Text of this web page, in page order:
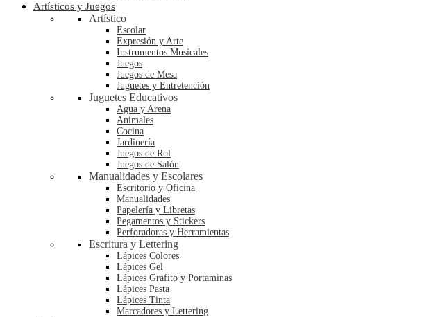
Artísticos y Juegos
Artístico
Escolar
Expresión y Arte
Instrumentos Musicales
Juegos
Juegos de Mesa
Juguetes y Entretención
Juguetes Educativos
Agua y Arena
Animales
Cocina
Jardinería
Juegos de Rol
Juegos de Salón
Manualidades y Escolares
Escritorio y Oficina
Manualidades
Papelería y Libretas
Pegamentos y Stickers
Perforadoras y Herramientas
Escritura y Lettering
Lápices Colores
Lápices Gel
Lápices Grafito y Portaminas
Lápices Pasta
Lápices Tinta
Marcadores y Lettering